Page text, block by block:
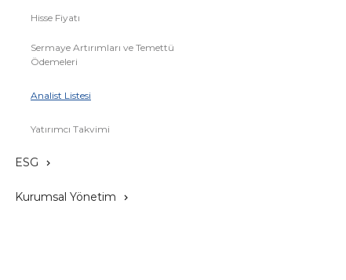
Hisse Fiyatı
Sermaye Artırımları ve Temettü
Ödemeleri
Analist Listesi
Yatırımcı Takvimi
ESG
Kurumsal Yönetim